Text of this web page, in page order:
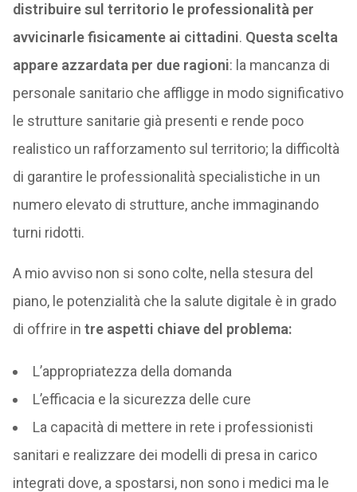
distribuire sul territorio le professionalità per
avvicinarle fisicamente ai cittadini. Questa scelta
appare azzardata per due ragioni: la mancanza di
personale sanitario che affligge in modo significativo
le strutture sanitarie già presenti e rende poco
realistico un rafforzamento sul territorio; la difficoltà
di garantire le professionalità specialistiche in un
numero elevato di strutture, anche immaginando
turni ridotti.
A mio avviso non si sono colte, nella stesura del
piano, le potenzialità che la salute digitale è in grado
di offrire in tre aspetti chiave del problema:
L’appropriatezza della domanda
L’efficacia e la sicurezza delle cure
La capacità di mettere in rete i professionisti
sanitari e realizzare dei modelli di presa in carico
integrati dove, a spostarsi, non sono i medici ma le